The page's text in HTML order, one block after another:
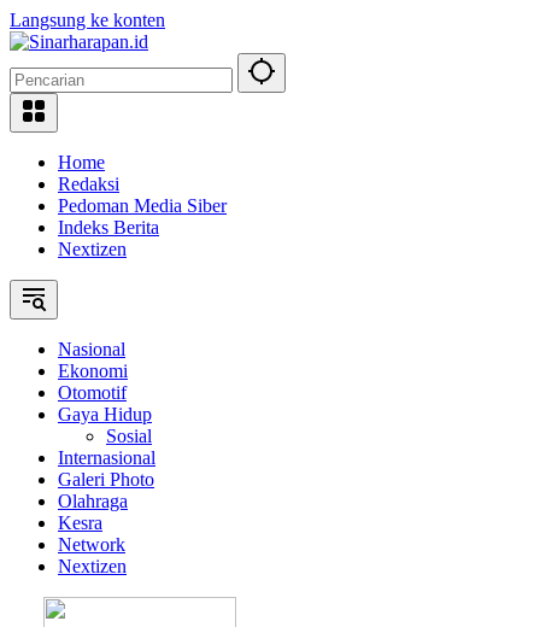
Langsung ke konten
Home
Redaksi
Pedoman Media Siber
Indeks Berita
Nextizen
Nasional
Ekonomi
Otomotif
Gaya Hidup
Sosial
Internasional
Galeri Photo
Olahraga
Kesra
Network
Nextizen